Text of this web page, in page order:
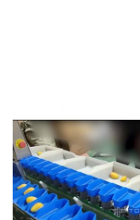
छँटाई की गति
एचएमआई